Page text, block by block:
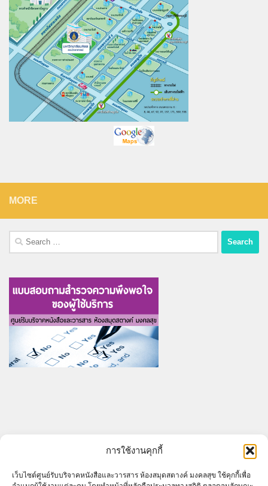
การใช้งานคุกกี้
เว็บไซต์ศูนย์รับบริจาคหนังสือและวารสาร ห้องสมุดสตางค์ มงคลสุข ใช้คุกกี้เพื่อ
MORE
Search
for: